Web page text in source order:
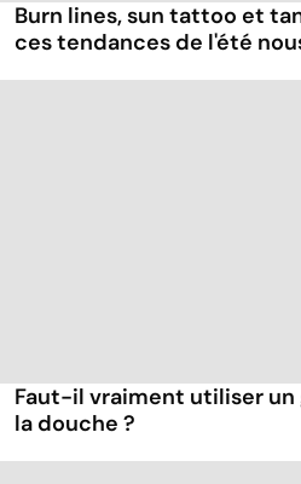
Burn lines, sun tattoo et
ces tendances de l'été
Faut-il vraiment utiliser
la douche ?